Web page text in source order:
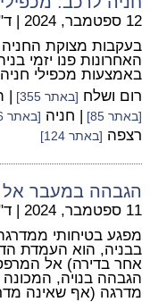
12 ספטמבר, 2024 |
בעקבות מצוקת
האחרונות פנו יזמי
באמצעות מכפילי
רום ושלח [באתר 355] |
[באתר 85] | חניה [באתר 66]
רצפה [באתר 124]
הגבהה במעבר
11 ספטמבר, 2024 |
מפגע בטיחותי
בבניה, הוא העמדת
אחר בדירה) אל
הגבהה בנויה,
מדרגה (אף שאינה